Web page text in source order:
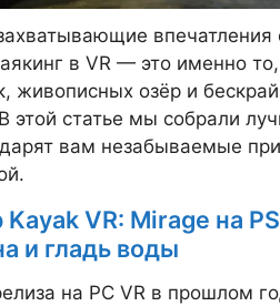
впечатления
в VR — это именно
живописных озёр и
этой статье мы собрали
вам незабываемые
VR: Mirage на
и гладь воды
на PC VR в прошлом